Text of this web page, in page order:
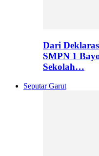
Dari
SMPN 1
Sekolah…
Seputar Garut